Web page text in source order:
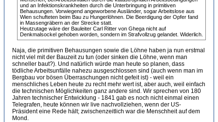
und an Infektionskrankheiten durch die Unterbringung in primitiven
Behausungen. Vorwiegend angeworbene Ausländer, sogar Arbeitslose aus
Wien schufteten beim Bau zu Hungerlöhnen. Die Beerdigung der Opfer fand
in Massengräbern an der Strecke statt.
Heutzutage wäre der Bauleiter Carl Ritter von Ghega nicht auf
Denkmalsockel gehoben worden, sondern im Strafvollzug gelandet. Widerlich.
Naja, die primitiven Behausungen sowie die Löhne haben ja nun erstmal
nicht viel mit der Bauzeit zu tun (oder sinken die Löhne, wenn man
schneller baut?). Und natürlich würde man heute so planen, dass
tödliche Arbeitsunfälle nahezu ausgeschlossen sind (auch wenn man im
Bergbau vor bösen Überraschungen nicht gefeit ist) - weil ein
menschliches Leben heute zu recht mehr wert ist, aber auch, weil einfach
die technischen Möglichkeiten ganz andere sind. Wir sprechen von 180
Jahren technischer Entwicklung - 1841 gab es noch nicht einmal einen
Telegrafen, heute können wir live nachvollziehen, wenn der US-
Präsident eine Rede hält; zwischenzeitlich war die Menschheit auf dem
Mond.